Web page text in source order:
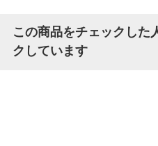
この商品をチェックした
クしています